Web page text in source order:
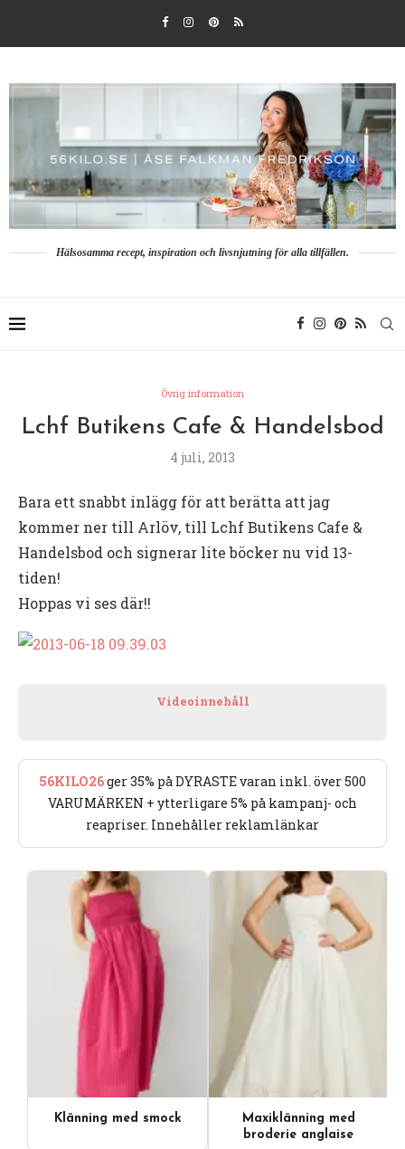
Hälsosamma recept, inspiration och livsnjutning för alla tillfällen.
Övrig information
Lchf Butikens Cafe & Handelsbod
4 juli, 2013
Bara ett snabbt inlägg för att berätta att jag
kommer ner till Arlöv, till Lchf Butikens Cafe &
Handelsbod och signerar lite böcker nu vid 13-
tiden!
Hoppas vi ses där!!
Videoinnehåll
56KILO26ger 35% på DYRASTE varan inkl. över 500
VARUMÄRKEN + ytterligare 5% på kampanj- och
reapriser. Innehåller reklamlänkar
Klänning med smock
Maxiklänning med
broderie anglaise